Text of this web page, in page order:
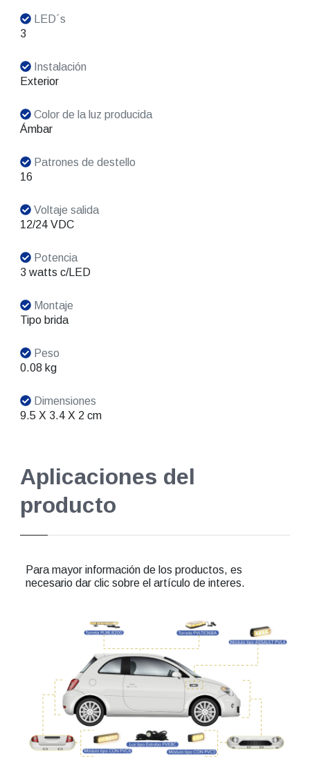
LED´s
3
Instalación
Exterior
Color de la luz producida
Ámbar
Patrones de destello
16
Voltaje salida
12/24 VDC
Potencia
3 watts c/LED
Montaje
Tipo brida
Peso
0.08 kg
Dimensiones
9.5 X 3.4 X 2 cm
Aplicaciones del
producto
Para mayor información de los productos, es
necesario dar clic sobre el artículo de interes.